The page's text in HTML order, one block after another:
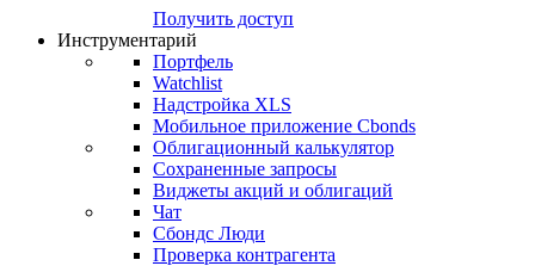
Получить доступ
Инструментарий
Портфель
Watchlist
Надстройка XLS
Мобильное приложение Cbonds
Облигационный калькулятор
Сохраненные запросы
Виджеты акций и облигаций
Чат
Сбондс Люди
Проверка контрагента